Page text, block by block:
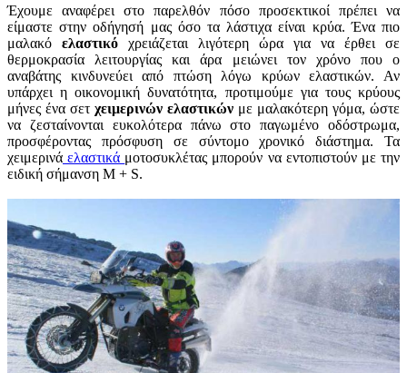
Έχουμε αναφέρει στο παρελθόν πόσο προσεκτικοί πρέπει να
είμαστε στην οδήγησή μας όσο τα λάστιχα είναι κρύα. Ένα πιο
μαλακό ελαστικό χρειάζεται λιγότερη ώρα για να έρθει σε
θερμοκρασία λειτουργίας και άρα μειώνει τον χρόνο που ο
αναβάτης κινδυνεύει από πτώση λόγω κρύων ελαστικών. Αν
υπάρχει η οικονομική δυνατότητα, προτιμούμε για τους κρύους
μήνες ένα σετ χειμερινών ελαστικών με μαλακότερη γόμα, ώστε
να ζεσταίνονται ευκολότερα πάνω στο παγωμένο οδόστρωμα,
προσφέροντας πρόσφυση σε σύντομο χρονικό διάστημα. Τα
χειμερινά ελαστικά μοτοσυκλέτας μπορούν να εντοπιστούν με την
ειδική σήμανση M + S.